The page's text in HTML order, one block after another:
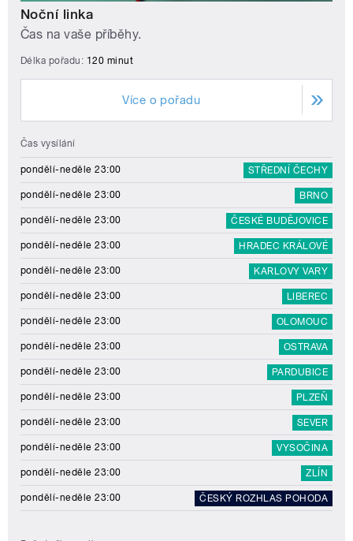
Noční linka
Čas na vaše příběhy.
Délka pořadu: 120 minut
Více o pořadu
Čas vysílání
pondělí-neděle 23:00 STŘEDNÍ ČECHY
pondělí-neděle 23:00 BRNO
pondělí-neděle 23:00 ČESKÉ BUDĚJOVICE
pondělí-neděle 23:00 HRADEC KRÁLOVÉ
pondělí-neděle 23:00 KARLOVY VARY
pondělí-neděle 23:00 LIBEREC
pondělí-neděle 23:00 OLOMOUC
pondělí-neděle 23:00 OSTRAVA
pondělí-neděle 23:00 PARDUBICE
pondělí-neděle 23:00 PLZEŇ
pondělí-neděle 23:00 SEVER
pondělí-neděle 23:00 VYSOČINA
pondělí-neděle 23:00 ZLÍN
pondělí-neděle 23:00 ČESKÝ ROZHLAS POHODA